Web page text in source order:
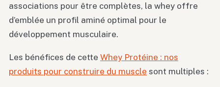
associations pour être complètes, la whey offre
d’emblée un profil aminé optimal pour le
développement musculaire.
Les bénéfices de cette Whey Protéine : nos
produits pour construire du muscle sont multiples :